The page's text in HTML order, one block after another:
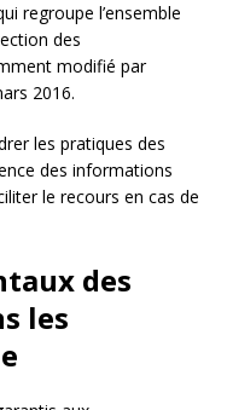
regroupe l’ensemble
des
modifié par
2016.
les pratiques des
des informations
le recours en cas de
des
les